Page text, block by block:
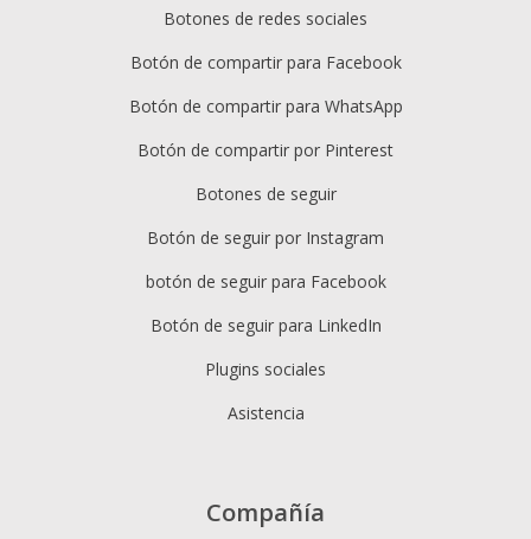
Botones de redes sociales
Botón de compartir para Facebook
Botón de compartir para WhatsApp
Botón de compartir por Pinterest
Botones de seguir
Botón de seguir por Instagram
botón de seguir para Facebook
Botón de seguir para LinkedIn
Plugins sociales
Asistencia
Compañía